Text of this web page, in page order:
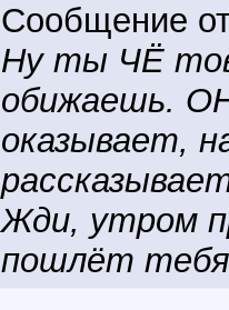
Сообщение
Ну ты ЧЁ
обижаешь.
оказывает,
Жди, утром
пошлёт